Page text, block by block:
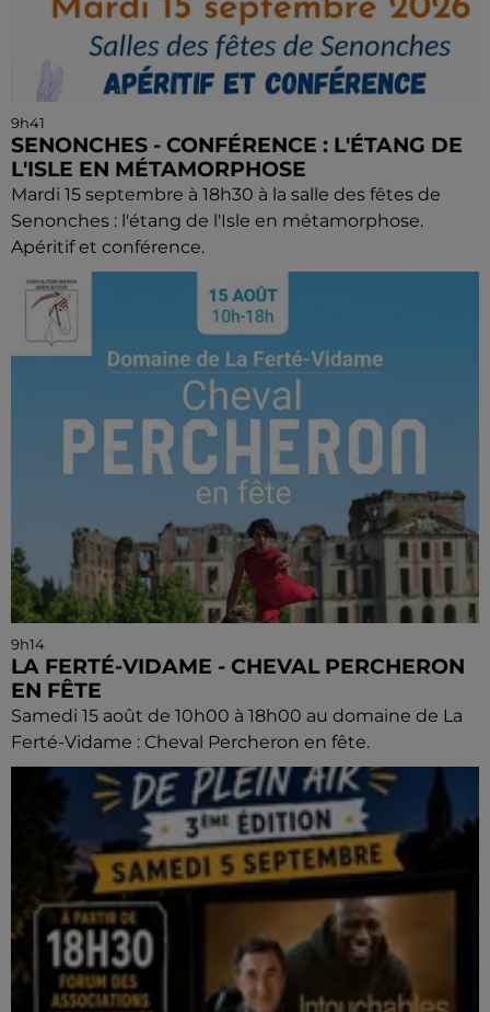
9h41
SENONCHES - CONFÉRENCE : L'ÉTANG DE
L'ISLE EN MÉTAMORPHOSE
Mardi 15 septembre à 18h30 à la salle des fêtes de
Senonches : l'étang de l'Isle en métamorphose.
Apéritif et conférence.
9h14
LA FERTÉ-VIDAME - CHEVAL PERCHERON
EN FÊTE
Samedi 15 août de 10h00 à 18h00 au domaine de La
Ferté-Vidame : Cheval Percheron en fête.